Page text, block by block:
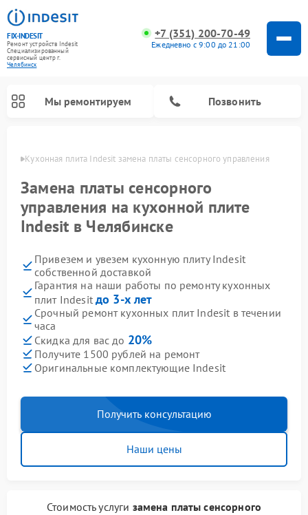
FIX-INDESIT
Ремонт устройств Indesit
Специализированный
cервисный центр г.
Челябинск
+7 (351) 200-70-49
Ежедневно с 9:00 до 21:00
Мы ремонтируем Позвонить
Кухонная плита Indesit замена платы сенсорного управления
Замена платы сенсорного
управления на кухонной плите
Indesit в Челябинске
Привезем и увезем кухонную плиту Indesit
собственной доставкой
Гарантия на наши работы по ремонту кухонных
плит Indesit до 3-х лет
Срочный ремонт кухонных плит Indesit в течении
часа
Скидка для вас до 20%
Получите 1500 рублей на ремонт
Оригинальные комплектующие Indesit
Получить консультацию
Наши цены
Стоимость услуги замена платы сенсорного